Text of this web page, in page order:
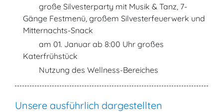
große Silvesterparty mit Musik & Tanz, 7-
Gänge Festmenü, großem Silvesterfeuerwerk und
Mitternachts-Snack
am 01. Januar ab 8:00 Uhr großes
Katerfrühstück
Nutzung des Wellness-Bereiches
Unsere ausführlich dargestellten